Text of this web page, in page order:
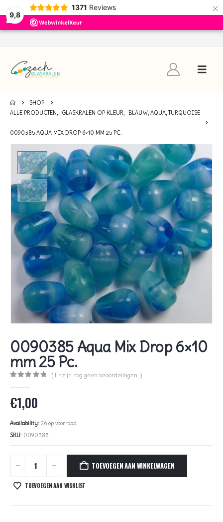
9,8
1371 Reviews ×
SHOP
ALLE PRODUCTEN, GLASKRALEN OP KLEUR, BLAUW, AQUA, TURQUOISE
0090385 AQUA MIX DROP 6×10 MM 25 PC.
0090385 Aqua Mix Drop 6×10
mm 25 Pc.
( Er zijn nog geen beoordelingen. )
€1,00
Availability: 26 op voorraad
SKU: 0090385
TOEVOEGEN AAN WINKELWAGEN
TOEVOEGEN AAN WISHLIST